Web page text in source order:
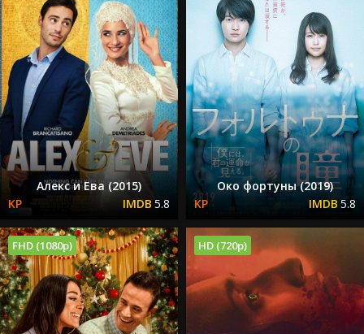
Алекс и Ева (2015)
5.8
Око фортуны (2019)
5.8
FHD (1080p) HD (720p)